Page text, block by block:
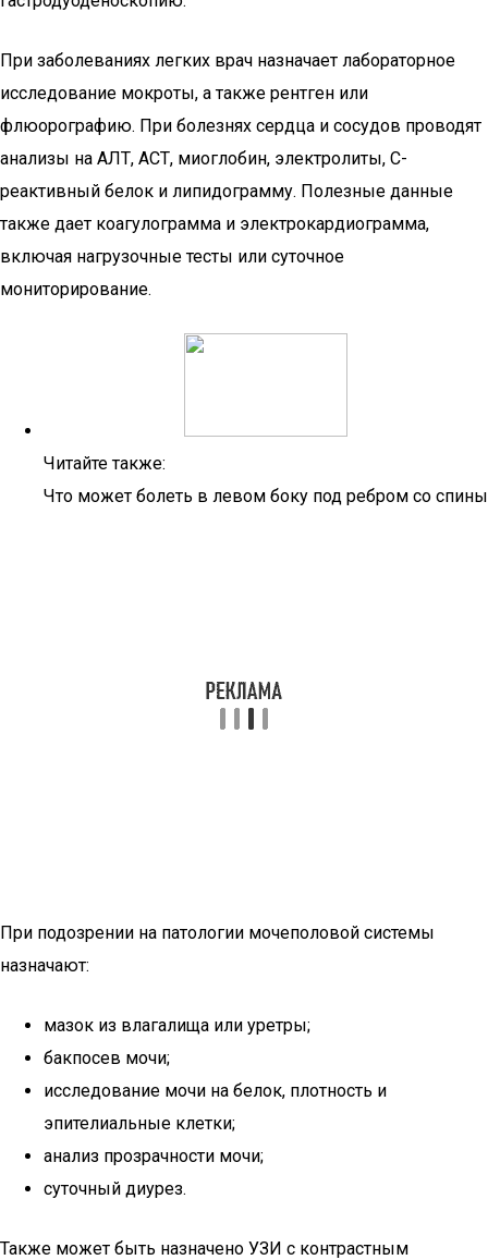
При заболеваниях легких врач назначает лабораторное
исследование мокроты, а также рентген или
флюорографию. При болезнях сердца и сосудов проводят
анализы на АЛТ, АСТ, миоглобин, электролиты, С-
реактивный белок и липидограмму. Полезные данные
также дает коагулограмма и электрокардиограмма,
включая нагрузочные тесты или суточное
мониторирование.
Читайте также:
Что может болеть в левом боку под ребром со спины
При подозрении на патологии мочеполовой системы
назначают:
мазок из влагалища или уретры;
бакпосев мочи;
исследование мочи на белок, плотность и
эпителиальные клетки;
анализ прозрачности мочи;
суточный диурез.
Также может быть назначено УЗИ с контрастным